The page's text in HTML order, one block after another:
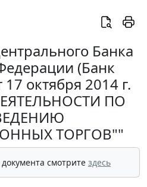
Банка
(Банк
октября 2014 г.
ПО
ТОРГОВ""
смотрите здесь